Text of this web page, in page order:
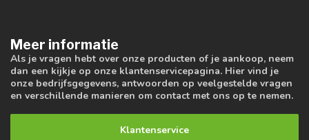
Meer informatie
Als je vragen hebt over onze producten of je aankoop, neem
dan een kijkje op onze klantenservicepagina. Hier vind je
onze bedrijfsgegevens, antwoorden op veelgestelde vragen
en verschillende manieren om contact met ons op te nemen.
Klantenservice